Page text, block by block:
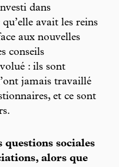
dans
avait les reins
aux nouvelles
conseils
: ils sont
jamais travaillé
et ce sont
sociales
alors que